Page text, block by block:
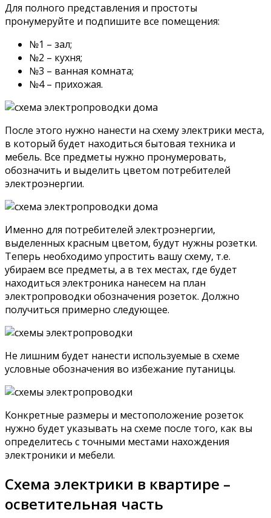
Для полного представления и простоты
пронумеруйте и подпишите все помещения:
№1 – зал;
№2 – кухня;
№3 – ванная комната;
№4 – прихожая.
После этого нужно нанести на схему электрики места,
в который будет находиться бытовая техника и
мебель. Все предметы нужно пронумеровать,
обозначить и выделить цветом потребителей
электроэнергии.
Именно для потребителей электроэнергии,
выделенных красным цветом, будут нужны розетки.
Теперь необходимо упростить вашу схему, т.е.
убираем все предметы, а в тех местах, где будет
находиться электроника нанесем на план
электропроводки обозначения розеток. Должно
получиться примерно следующее.
Не лишним будет нанести используемые в схеме
условные обозначения во избежание путаницы.
Конкретные размеры и местоположение розеток
нужно будет указывать на схеме после того, как вы
определитесь с точными местами нахождения
электроники и мебели.
Схема электрики в квартире –
осветительная часть